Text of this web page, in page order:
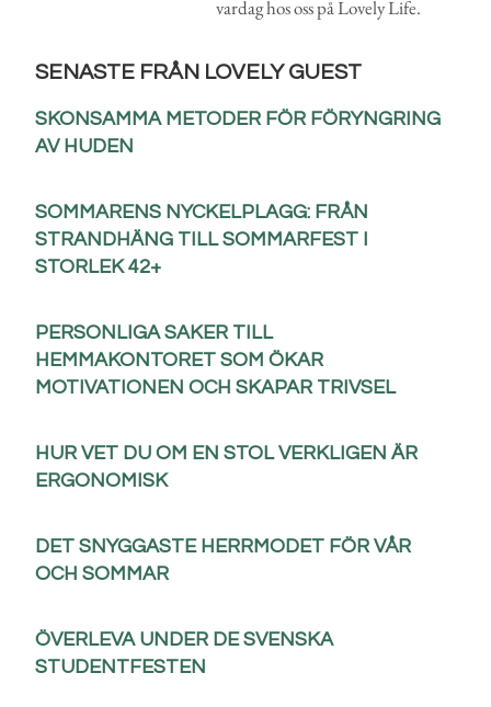
vardag hos oss på Lovely Life.
SENASTE FRÅN LOVELY GUEST
SKONSAMMA METODER FÖR FÖRYNGRING
AV HUDEN
SOMMARENS NYCKELPLAGG: FRÅN
STRANDHÄNG TILL SOMMARFEST I
STORLEK 42+
PERSONLIGA SAKER TILL
HEMMAKONTORET SOM ÖKAR
MOTIVATIONEN OCH SKAPAR TRIVSEL
HUR VET DU OM EN STOL VERKLIGEN ÄR
ERGONOMISK
DET SNYGGASTE HERRMODET FÖR VÅR
OCH SOMMAR
ÖVERLEVA UNDER DE SVENSKA
STUDENTFESTEN